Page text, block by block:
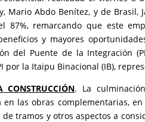
Mario Abdo Benítez, y de
87%, remarcando que este
y mayores
del Puente de la Integración
por la Itaipu Binacional (IB),
. La
las obras complementarias,
tramos y otros aspectos a